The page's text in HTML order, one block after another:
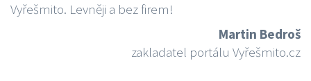
Vyřešmito. Levněji a bez firem!
Martin Bedroš
zakladatel portálu Vyřešmito.cz